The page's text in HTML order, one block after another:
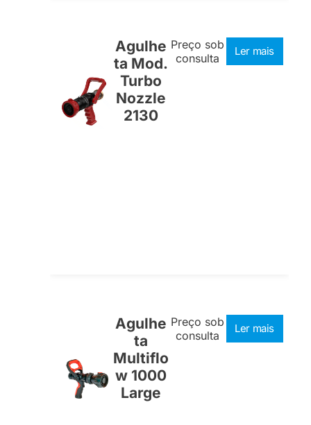
Agulhe
ta Mod.
Turbo
Nozzle
2130
Preço sob
consulta
Ler mais
Agulhe
ta
Multiflo
w 1000
Large
Preço sob
consulta
Ler mais